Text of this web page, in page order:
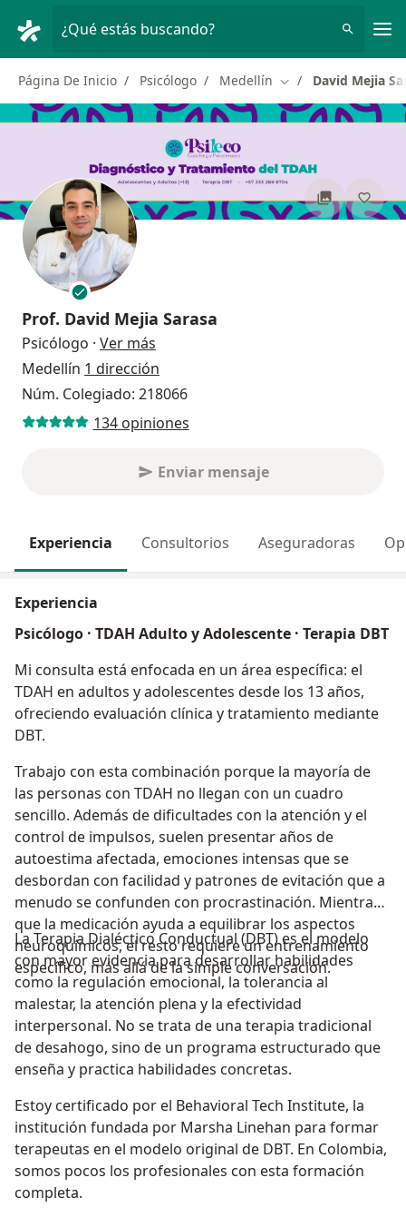
¿Qué estás buscando?
Página De Inicio Psicólogo Medellín Cambiar de ciudad
David Mejia
Prof. David Mejia Sarasa
Psicólogo · Ver más
Medellín 1 dirección
Núm. Colegiado: 218066
134 opiniones
Enviar mensaje
Experiencia Consultorios Aseguradoras
Experiencia
Psicólogo · TDAH Adulto y Adolescente · Terapia DBT
Mi consulta está enfocada en un área específica: el
TDAH en adultos y adolescentes desde los 13 años,
ofreciendo evaluación clínica y tratamiento mediante
DBT.
Trabajo con esta combinación porque la mayoría de
las personas con TDAH no llegan con un cuadro
sencillo. Además de dificultades con la atención y el
control de impulsos, suelen presentar años de
autoestima afectada, emociones intensas que se
desbordan con facilidad y patrones de evitación que a
menudo se confunden con procrastinación. Mientras
que la medicación ayuda a equilibrar los aspectos
neuroquímicos, el resto requiere un entrenamiento
específico, más allá de la simple conversación.
La Terapia Dialéctico Conductual (DBT) es el modelo
con mayor evidencia para desarrollar habilidades
como la regulación emocional, la tolerancia al
malestar, la atención plena y la efectividad
interpersonal. No se trata de una terapia tradicional
de desahogo, sino de un programa estructurado que
enseña y practica habilidades concretas.
Estoy certificado por el Behavioral Tech Institute, la
institución fundada por Marsha Linehan para formar
terapeutas en el modelo original de DBT. En Colombia,
somos pocos los profesionales con esta formación
completa.